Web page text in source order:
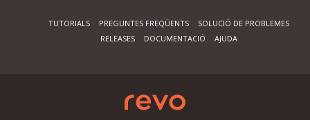
TUTORIALS PREGUNTES FREQÜENTS
SOLUCIÓ DE PROBLEMES
RELEASES
DOCUMENTACIÓ AJUDA